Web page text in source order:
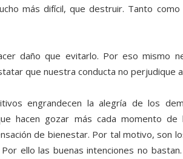
más difícil, que destruir. Tanto
daño que evitarlo. Por eso mismo
que nuestra conducta no perjudique
engrandecen la alegría de los
hacen gozar más cada momento
de bienestar. Por tal motivo, son
ello las buenas intenciones no